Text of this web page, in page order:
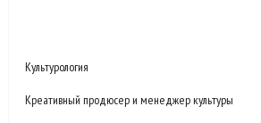
Культурология
Креативный продюсер и менеджер культуры